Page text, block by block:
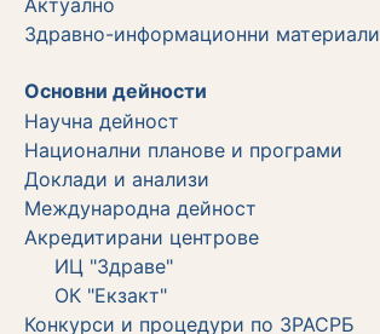
Здравно-информационни материали
Основни дейности
Научна дейност
Национални планове и програми
Доклади и анализи
Международна дейност
Акредитирани центрове
ИЦ "Здраве"
ОК "Екзакт"
Конкурси и процедури по ЗРАСРБ